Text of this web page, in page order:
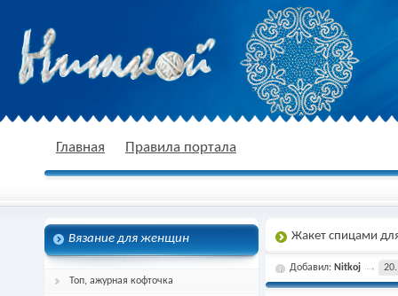
спицами, схема и описание
Главная Правила портала
Вязание для женщин
Топ, ажурная кофточка
Жакет спицами
Добавил: Nitkoj